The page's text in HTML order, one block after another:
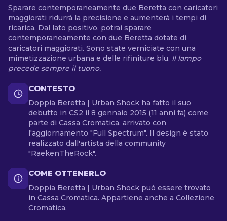
Sparare contemporaneamente due Beretta con caricatori
maggiorati ridurrà la precisione e aumenterà i tempi di
ricarica. Dal lato positivo, potrai sparare
contemporaneamente con due Beretta dotate di
caricatori maggiorati. Sono state verniciate con una
mimetizzazione urbana e delle rifiniture blu. Il lampo
precede sempre il tuono.
CONTESTO
Doppia Beretta | Urban Shock ha fatto il suo
debutto in CS2 il 8 gennaio 2015 (11 anni fa) come
parte di Cassa Cromatica, arrivato con
l'aggiornamento "Full Spectrum". Il design è stato
realizzato dall'artista della community
"RaekenTheRock".
COME OTTENERLO
Doppia Beretta | Urban Shock può essere trovato
in Cassa Cromatica. Appartiene anche a Collezione
Cromatica.